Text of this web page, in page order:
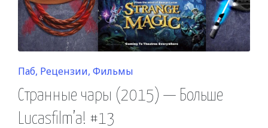
Posted
in
Паб Рецензии Фильмы
Странные чары (2015) — Больше
Lucasfilm’a! #13